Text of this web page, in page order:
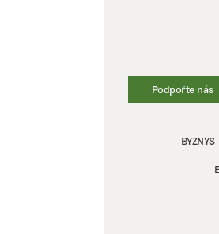
Podpořte nás
BYZNYS